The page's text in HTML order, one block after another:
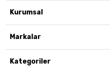
Kurumsal
Markalar
Kategoriler